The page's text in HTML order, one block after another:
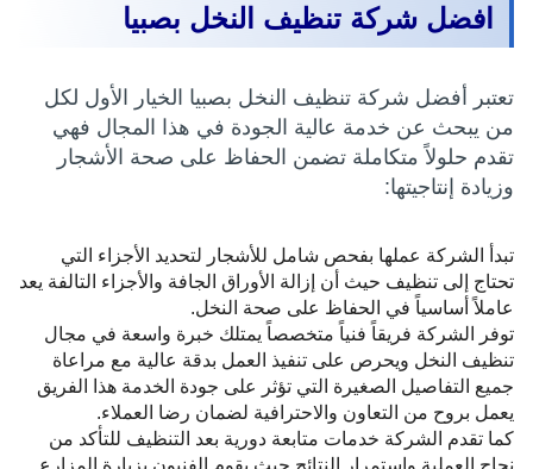
افضل شركة تنظيف النخل بصبيا
تعتبر أفضل شركة تنظيف النخل بصبيا الخيار الأول لكل
من يبحث عن خدمة عالية الجودة في هذا المجال فهي
تقدم حلولاً متكاملة تضمن الحفاظ على صحة الأشجار
وزيادة إنتاجيتها:
تبدأ الشركة عملها بفحص شامل للأشجار لتحديد الأجزاء التي
تحتاج إلى تنظيف حيث أن إزالة الأوراق الجافة والأجزاء التالفة يعد
عاملاً أساسياً في الحفاظ على صحة النخل.
توفر الشركة فريقاً فنياً متخصصاً يمتلك خبرة واسعة في مجال
تنظيف النخل ويحرص على تنفيذ العمل بدقة عالية مع مراعاة
جميع التفاصيل الصغيرة التي تؤثر على جودة الخدمة هذا الفريق
يعمل بروح من التعاون والاحترافية لضمان رضا العملاء.
كما تقدم الشركة خدمات متابعة دورية بعد التنظيف للتأكد من
نجاح العملية واستمرار النتائج حيث يقوم الفنيون بزيارة المزارع